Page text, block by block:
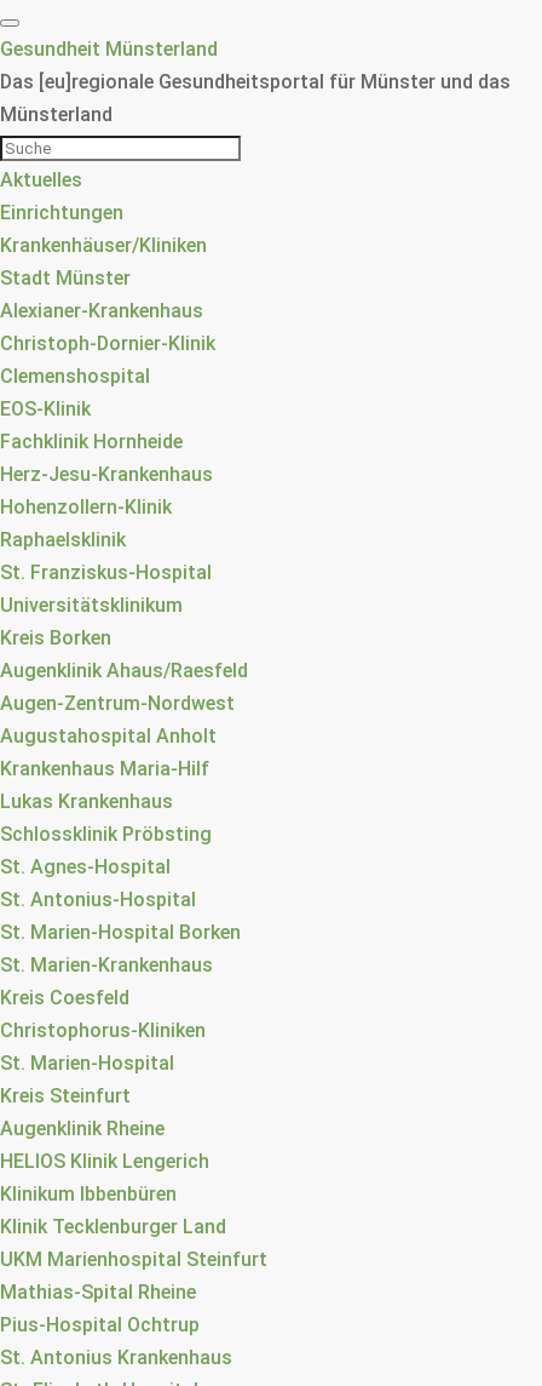
Gesundheit Münsterland
Das [eu]regionale Gesundheitsportal für Münster und das
Münsterland
Aktuelles
Einrichtungen
Krankenhäuser/Kliniken
Stadt Münster
Alexianer-Krankenhaus
Christoph-Dornier-Klinik
Clemenshospital
EOS-Klinik
Fachklinik Hornheide
Herz-Jesu-Krankenhaus
Hohenzollern-Klinik
Raphaelsklinik
St. Franziskus-Hospital
Universitätsklinikum
Kreis Borken
Augenklinik Ahaus/Raesfeld
Augen-Zentrum-Nordwest
Augustahospital Anholt
Krankenhaus Maria-Hilf
Lukas Krankenhaus
Schlossklinik Pröbsting
St. Agnes-Hospital
St. Antonius-Hospital
St. Marien-Hospital Borken
St. Marien-Krankenhaus
Kreis Coesfeld
Christophorus-Kliniken
St. Marien-Hospital
Kreis Steinfurt
Augenklinik Rheine
HELIOS Klinik Lengerich
Klinikum Ibbenbüren
Klinik Tecklenburger Land
UKM Marienhospital Steinfurt
Mathias-Spital Rheine
Pius-Hospital Ochtrup
St. Antonius Krankenhaus